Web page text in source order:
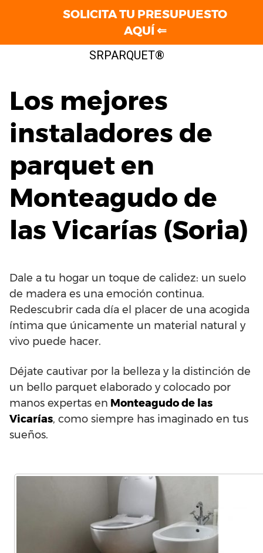
SRPARQUET®
Los mejores
instaladores de
parquet en
Monteagudo de
las Vicarías (Soria)
Dale a tu hogar un toque de calidez: un suelo
de madera es una emoción continua.
Redescubrir cada día el placer de una acogida
íntima que únicamente un material natural y
vivo puede hacer.
Déjate cautivar por la belleza y la distinción de
un bello parquet elaborado y colocado por
manos expertas en Monteagudo de las
Vicarías, como siempre has imaginado en tus
sueños.
SOLICITA TU PRESUPUESTO
AQUÍ ⇐